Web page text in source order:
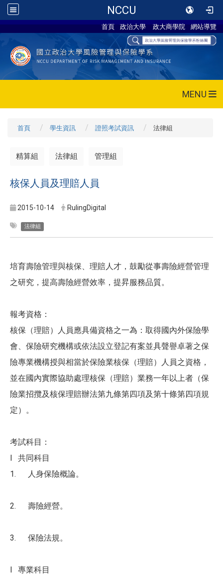
NCCU
首頁 政治大學 政大商學院 網站導覽
MENU
首頁 學生資訊 證照考試資訊 法律組
精算組 法律組 管理組
核保人員及理賠人員
2015-10-14 RulingDigital
法律組
培育壽險管理與核保、理賠人才，鼓勵從事壽險經營管理
之研究，提高壽險經營效率，提昇服務品質。
報考資格：
核保（理賠）人員應具備資格之一為：取得國內外保險學
會、保險研究機構或依法設立登記有案並具聲譽卓著之保
險專業機構授與相當於保險業核保（理賠）人員之資格，
並在國內實際協助處理核保（理賠）業務一年以上者（保
險業招攬及核保理賠辦法第九條第四項及第十條第四項規
定）。
考試科目：
l 共同科目
1. 人身保險概論。
2. 壽險經營。
3. 保險法規。
l 專業科目